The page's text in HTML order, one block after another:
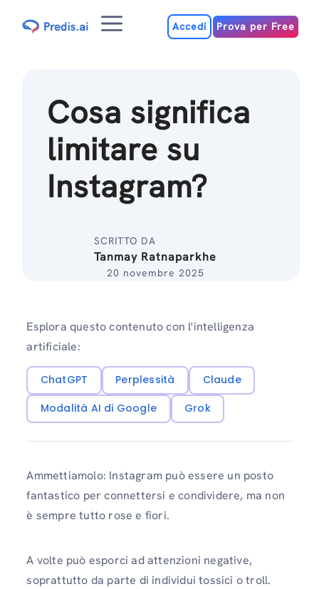
MenuAccedi Prova per Free
Cosa significa
limitare su
Instagram?
SCRITTO DA
Tanmay Ratnaparkhe
20 novembre 2025
Esplora questo contenuto con l'intelligenza
artificiale:
ChatGPT Perplessità
Claude
Modalità AI di Google
Grok
Ammettiamolo: Instagram può essere un posto
fantastico per connettersi e condividere, ma non
è sempre tutto rose e fiori.
A volte può esporci ad attenzioni negative,
soprattutto da parte di individui tossici o troll.